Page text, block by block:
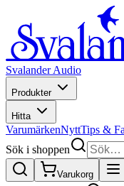
Svalander Audio
Produkter
Hitta
VarumärkenNyttTips &
Sök i shoppen
Varukorg